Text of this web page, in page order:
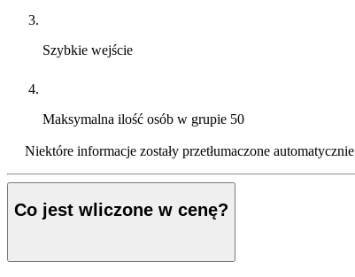
Szybkie wejście
Maksymalna ilość osób w grupie 50
Niektóre informacje zostały przetłumaczone automatycznie
Co jest wliczone w cenę?